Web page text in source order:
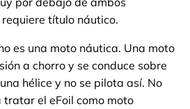
título náutico.
es una moto náutica. Una moto
a chorro y se conduce sobre
hélice y no se pilota así. No
el eFoil como moto